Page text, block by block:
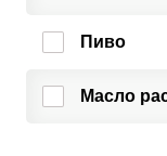
Пиво
Масло